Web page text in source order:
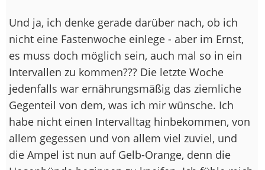
Und ja, ich denke gerade darüber nach, ob ich
nicht eine Fastenwoche einlege - aber im Ernst,
es muss doch möglich sein, auch mal so in ein
Intervallen zu kommen??? Die letzte Woche
jedenfalls war ernährungsmäßig das ziemliche
Gegenteil von dem, was ich mir wünsche. Ich
habe nicht einen Intervalltag hinbekommen, von
allem gegessen und von allem viel zuviel, und
die Ampel ist nun auf Gelb-Orange, denn die